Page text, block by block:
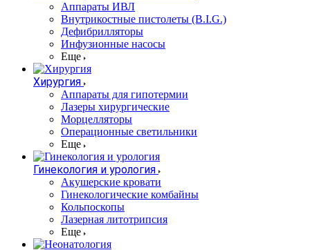
Аппараты ИВЛ
Внутрикостные пистолеты (B.I.G.)
Дефибрилляторы
Инфузионные насосы
Еще
Хирургия
Аппараты для гипотермии
Лазеры хирургические
Морцелляторы
Операционные светильники
Еще
Гинекология и урология
Акушерские кровати
Гинекологические комбайны
Кольпоскопы
Лазерная литотрипсия
Еще